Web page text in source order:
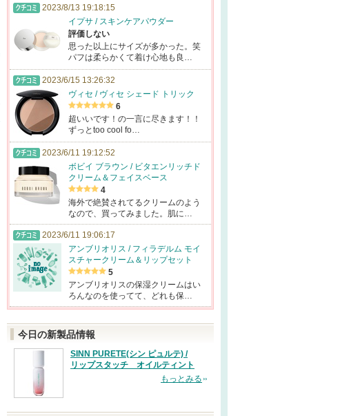
2023/8/13 19:18:15
イプサ / スキンケアパウダー
評価しない
思った以上にサイズが多かった。笑
パフは柔らかくて着け心地も良…
2023/6/15 13:26:32
ヴィセ / ヴィセ シェード トリック
6
超いいです！の一言に尽きます！！
ずっとtoo cool fo…
2023/6/11 19:12:52
ボビイ ブラウン / ビタエンリッチド
クリーム＆フェイスベース
4
海外で絶賛されてるクリームのよう
なので、買ってみました。肌に…
2023/6/11 19:06:17
アンブリオリス / フィラデルム モイ
スチャークリーム＆リップセット
5
アンブリオリスの保湿クリームはい
ろんなのを使ってて、どれも保…
今日の新製品情報
SINN PURETE(シン ピュルテ) /
リップスタッチ オイルティント
もっとみる